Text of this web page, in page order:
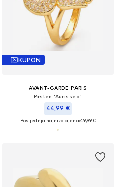
KUPON
AVANT-GARDE PARIS
Prsten 'Aurissea'
44,99 €
Posljednja najniža cijena:49,99 €